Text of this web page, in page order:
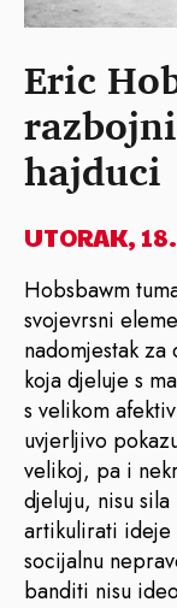
Eric
hajduci
UTORAK,
Hobsbawm
svojevrsni
nadomjestak
koja djeluje s
s velikom
uvjerljivo
velikoj, pa i
djeluju, nisu
artikulirati ideje
socijalnu
banditi nisu